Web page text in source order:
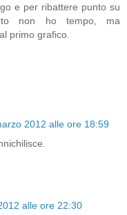
e per ribattere punto su
non ho tempo, ma
primo grafico.
2012 alle ore 18:59
alle ore 22:30